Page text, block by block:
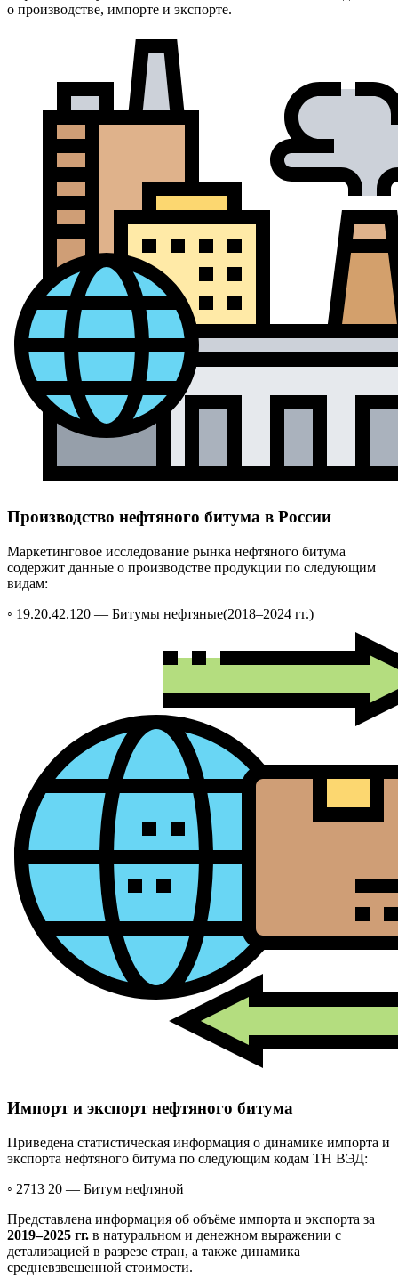
о производстве, импорте и экспорте.
Производство нефтяного битума в России
Маркетинговое исследование рынка нефтяного битума
содержит данные о производстве продукции по следующим
видам:
◦ 19.20.42.120 — Битумы нефтяные(2018–2024 гг.)
Импорт и экспорт нефтяного битума
Приведена статистическая информация о динамике импорта и
экспорта нефтяного битума по следующим кодам ТН ВЭД:
◦ 2713 20 — Битум нефтяной
Представлена информация об объёме импорта и экспорта за
2019–2025 гг. в натуральном и денежном выражении с
детализацией в разрезе стран, а также динамика
средневзвешенной стоимости.